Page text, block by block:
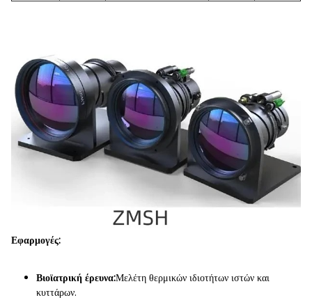
Εφαρμογές:
Βιοϊατρική έρευνα:Μελέτη θερμικών ιδιοτήτων ιστών και
κυττάρων.